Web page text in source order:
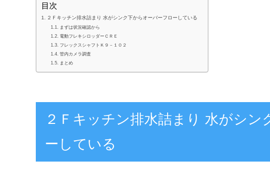
目次
２Ｆキッチン排水詰まり 水がシンク下からオーバーフローしている
まずは状況確認から
電動フレキシロッダーＣＲＥ
フレックスシャフトＫ９－１０２
管内カメラ調査
まとめ
２Ｆキッチン排水詰まり 水がシン
ーしている